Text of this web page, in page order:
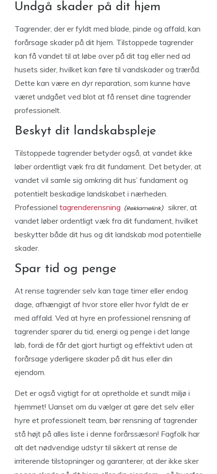
Undgå skader på dit hjem
Tagrender, der er fyldt med blade, pinde og affald, kan
forårsage skader på dit hjem. Tilstoppede tagrender
kan få vandet til at løbe over på dit tag eller ned ad
husets sider, hvilket kan føre til vandskader og træråd.
Dette kan være en dyr reparation, som kunne have
været undgået ved blot at få renset dine tagrender
professionelt.
Beskyt dit landskabspleje
Tilstoppede tagrender betyder også, at vandet ikke
løber ordentligt væk fra dit fundament. Det betyder, at
vandet vil samle sig omkring dit hus’ fundament og
potentielt beskadige landskabet i nærheden.
Professionel tagrenderensning
sikrer, at
vandet løber ordentligt væk fra dit fundament, hvilket
beskytter både dit hus og dit landskab mod potentielle
skader.
Spar tid og penge
At rense tagrender selv kan tage timer eller endog
dage, afhængigt af hvor store eller hvor fyldt de er
med affald. Ved at hyre en professionel rensning af
tagrender sparer du tid, energi og penge i det lange
løb, fordi de får det gjort hurtigt og effektivt uden at
forårsage yderligere skader på dit hus eller din
ejendom.
Det er også vigtigt for at opretholde et sundt miljø i
hjemmet! Uanset om du vælger at gøre det selv eller
hyre et professionelt team, bør rensning af tagrender
stå højt på alles liste i denne forårssæson! Fagfolk har
alt det nødvendige udstyr til sikkert at rense de
irriterende tilstopninger og garanterer, at der ikke sker